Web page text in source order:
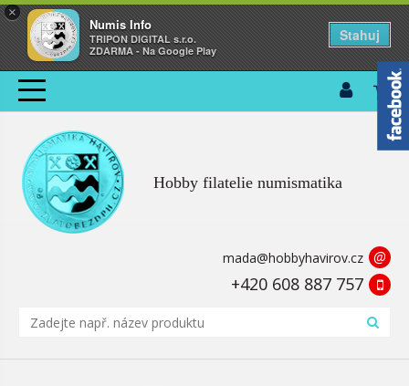
×
Numis Info
TRIPON DIGITAL s.r.o.
ZDARMA - Na Google Play
Stahuj
Hobby filatelie numismatika
mada@hobbyhavirov.cz @
+420 608 887 757